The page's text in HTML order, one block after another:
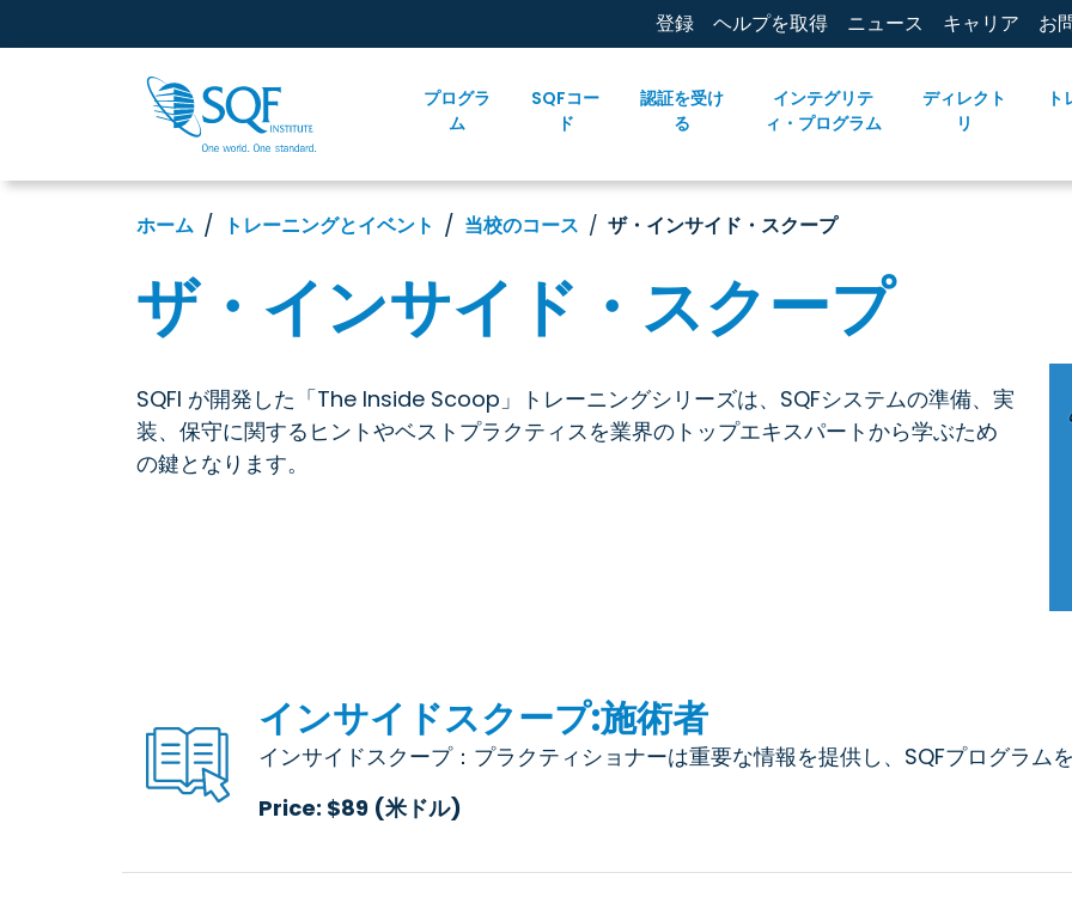
登録 ヘルプを取得 ニュース キャリア お
プログラ
ム
SQFコー
ド
認証を受け
る
インテグリテ
ィ・プログラム
ディレクト
リ
ホーム トレーニングとイベント 当校のコース ザ・インサイド・スクープ
ザ・インサイド・スクープ
SQFI が開発した「The Inside Scoop」トレーニングシリーズは、SQFシステムの準備、実
装、保守に関するヒントやベストプラクティスを業界のトップエキスパートから学ぶため
の鍵となります。
インサイドスクープ:施術者
インサイドスクープ：プラクティショナーは重要な情報を提供し、SQFプログラム
Price: $89 (米ドル)